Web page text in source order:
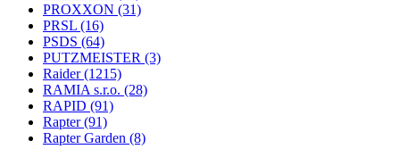
PROXXON (31)
PRSL (16)
PSDS (64)
PUTZMEISTER (3)
Raider(1215)
RAMIA s.r.o. (28)
RAPID (91)
Rapter(91)
Rapter Garden (8)